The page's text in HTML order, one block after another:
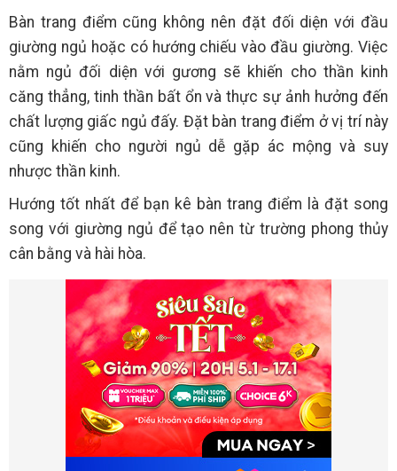
Bàn trang điểm cũng không nên đặt đối diện với đầu
giường ngủ hoặc có hướng chiếu vào đầu giường. Việc
nằm ngủ đối diện với gương sẽ khiến cho thần kinh
căng thẳng, tinh thần bất ổn và thực sự ảnh hưởng đến
chất lượng giấc ngủ đấy. Đặt bàn trang điểm ở vị trí này
cũng khiến cho người ngủ dễ gặp ác mộng và suy
nhược thần kinh.
Hướng tốt nhất để bạn kê bàn trang điểm là đặt song
song với giường ngủ để tạo nên từ trường phong thủy
cân bằng và hài hòa.